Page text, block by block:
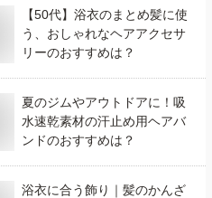
【50代】浴衣のまとめ髪に使
う、おしゃれなヘアアクセサ
リーのおすすめは？
夏のジムやアウトドアに！吸
水速乾素材の汗止め用ヘアバ
ンドのおすすめは？
浴衣に合う飾り｜髪のかんざ